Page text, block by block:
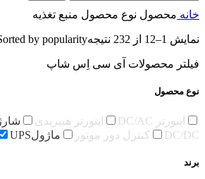
خانه محصول نوع محصول منبع تغذیه
نمایش 1–12 از 232 نتیجه by popularity
فیلتر محصولات آی سی اِس شاپ
نوع محصول
اینورتر DC/AC اینورتر هیبریدی
DC/DC
کنترل دور موتور ماژولUPS
برند